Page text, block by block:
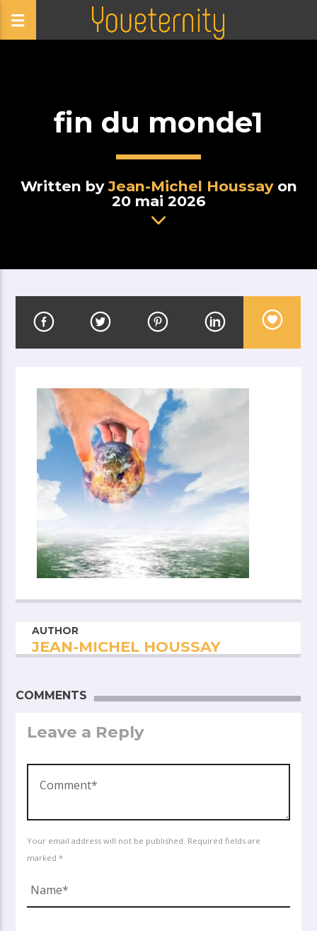
fin du monde1
Written byJean-Michel Houssayon
20 mai 2026
AUTHOR
JEAN-MICHEL HOUSSAY
COMMENTS
Leave a Reply
Your email address will not be published. Required fields are
marked *